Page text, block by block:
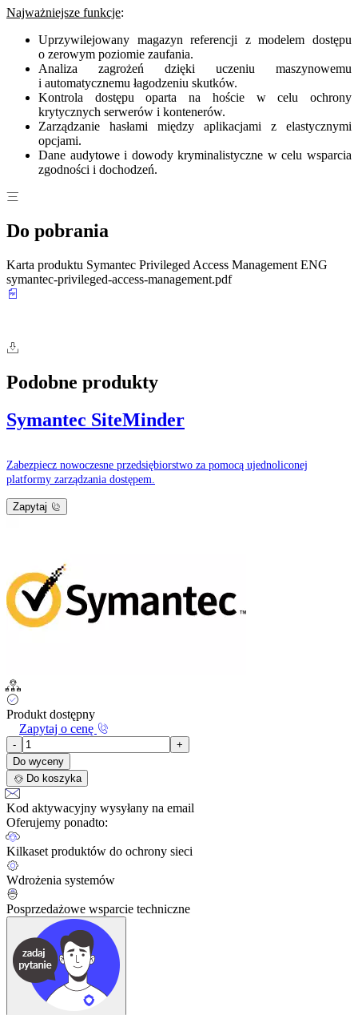
Najważniejsze funkcje:
Uprzywilejowany magazyn referencji z modelem dostępu
o zerowym poziomie zaufania.
Analiza zagrożeń dzięki uczeniu maszynowemu
i automatycznemu łagodzeniu skutków.
Kontrola dostępu oparta na hoście w celu ochrony
krytycznych serwerów i kontenerów.
Zarządzanie hasłami między aplikacjami z elastycznymi
opcjami.
Dane audytowe i dowody kryminalistyczne w celu wsparcia
zgodności i dochodzeń.
Do pobrania
Karta produktu Symantec Privileged Access Management ENG
symantec-privileged-access-management.pdf
Podobne produkty
Symantec SiteMinder
Zabezpiecz nowoczesne przedsiębiorstwo za pomocą ujednoliconej
platformy zarządzania dostępem.
Zapytaj
Produkt dostępny
Zapytaj o cenę
-
+
Do wyceny
Do koszyka
Kod aktywacyjny wysyłany na email
Oferujemy ponadto:
Kilkaset produktów do ochrony sieci
Wdrożenia systemów
Posprzedażowe wsparcie techniczne